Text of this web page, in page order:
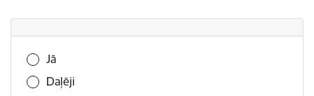
Vai šī informācija bija noderīga?
Jā
Daļēji